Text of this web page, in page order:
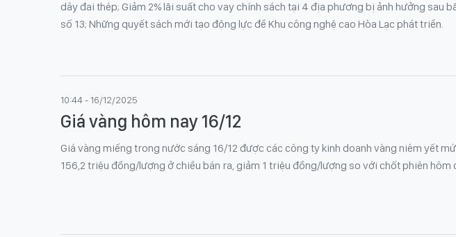
dây đai thép; Giảm 2% lãi suất cho vay chính sách tại 4 địa phương bị ảnh hưởng sau
số 13; Những quyết sách mới tạo động lực để Khu công nghệ cao Hòa Lạc phát triển.
10:44 - 16/12/2025
Giá vàng hôm nay 16/12
Giá vàng miếng trong nước sáng 16/12 được các công ty kinh doanh vàng niêm yết
156,2 triệu đồng/lượng ở chiều bán ra, giảm 1 triệu đồng/lượng so với chốt phiên hôm